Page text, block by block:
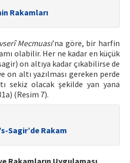
Rakamları
Mecmuası’na göre, bir harfin
olabilir. Her ne kadar en küçük
on altıya kadar çıkabilirse de
on altı yazılması gereken perde
sekiz olacak şekilde yan yana
(Resim 7).
Sagir’de Rakam